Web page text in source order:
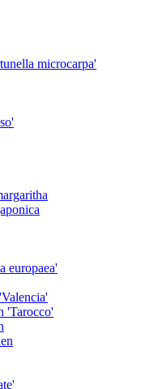
microcarpa'
europaea'
'Tarocco'